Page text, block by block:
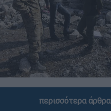
περισσότερα άρθρα